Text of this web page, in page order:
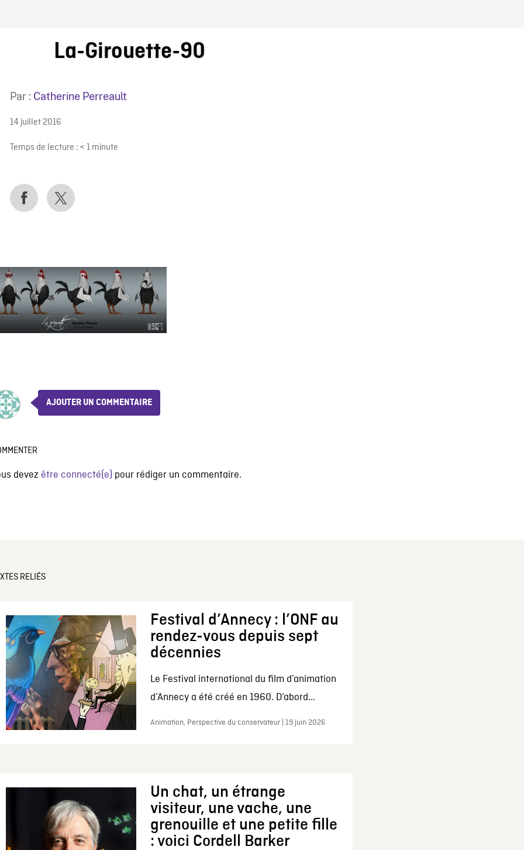
ONF
La-Girouette-90
Par : Catherine Perreault
14 juillet 2016
Temps de lecture : < 1 minute
AJOUTER UN COMMENTAIRE
devez être connecté(e) pour rédiger un commentaire.
RELIÉS
Festival d’Annecy : l’ONF au
rendez-vous depuis sept
décennies
Le Festival international du film d’animation
d’Annecy a été créé en 1960. D’abord...
Animation, Perspective du conservateur | 19 juin 2026
Un chat, un étrange
visiteur, une vache, une
grenouille et une petite fille
: voici Cordell Barker